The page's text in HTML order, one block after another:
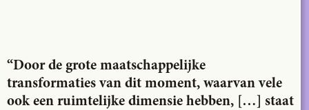
Email
“Door de grote maatschappelijke
transformaties van dit moment, waarvan vele
ook een ruimtelijke dimensie hebben, […] staat